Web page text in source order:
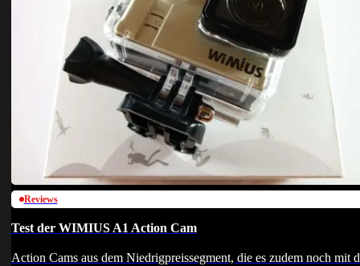
Reviews
Test der WIMIUS A1 Action Cam
Action Cams aus dem Niedrigpreissegment, die es zudem noch